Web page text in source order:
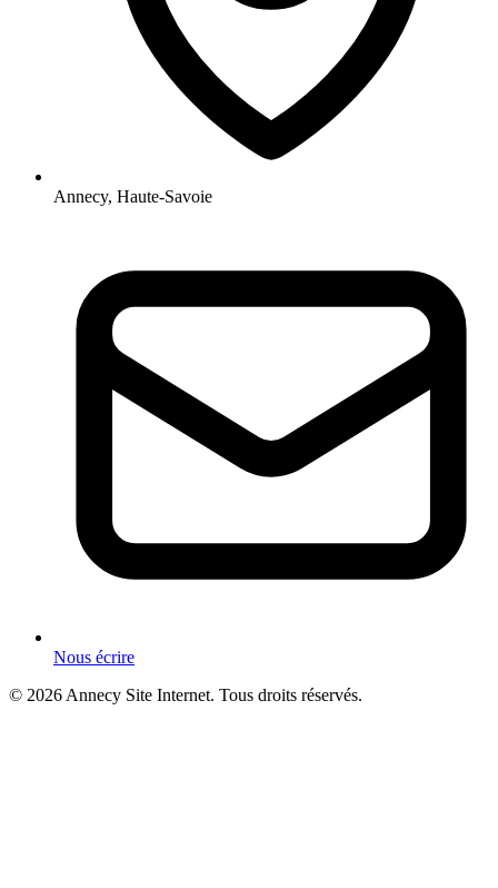
Annecy, Haute-Savoie
Nous écrire
© 2026 Annecy Site Internet. Tous droits réservés.